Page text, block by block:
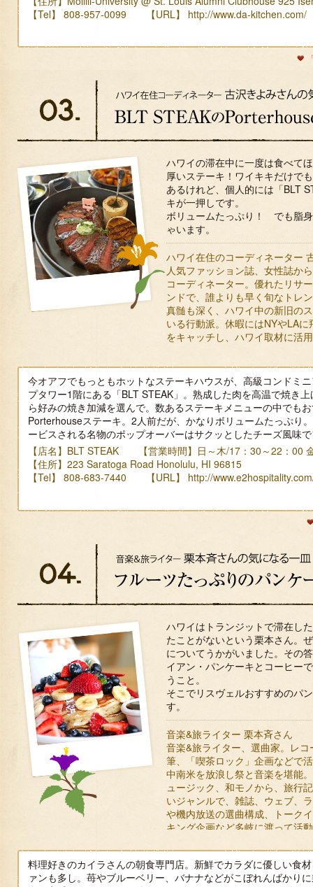
【Tel】 808-957-0099 【URL】 http://www.da-kitchen.com/
ハワイの滞在中に一度は食べて
厚いステーキ！ワイキキだけで
あるけれど、個人的には「BLT
キが一押しです。
ボリュームたっぷり！ でも脂
ゃいます。
ハワイ在住のコーディネーター
人気ファッション誌、女性誌か
コーディネーター。優れたリサ
ンドで、誰よりも早く旬なトレ
真髄も深く、ハワイ中の新旧の
いる行動派。休暇にはNYやLA
をキャッチし、ハワイ取材に活
今オアフでもっともホットなステーキハウスが、高級コンドミ
プタワー1階にある「BLT STEAK」。熟成した肉を高温で焼き
ら好みの焼き加減を選んで。数あるステーキメニューの中でも
Porterhouseステーキ。2人前だが、かなりボリュームたっぷり
ービスされる名物のポップオーバーはサクッとしたチーズ風味
【店名】BLT STEAK 【営業時間】日～木/17：30～22：00
【住所】223 Saratoga Road Honolulu, HI 96815
【Tel】 808-683-7440 【URL】 http://
ハワイはトランジットで滞在し
たことがないという栗本さん。
についてうかがいました。その
イアン・パンケーキとコーヒー
うこと。
そこでリスヴェルおすすめのパ
す。
音楽&旅ライター 栗本斉さん
音楽&旅ライター、選曲家。レ
筆、「喫茶ロック」企画などで
中南米を放浪し祭と音楽を堪能
ュージック、和モノから、旅行
いジャンルで、雑誌、ウェブ、
や機内放送の選曲構成、トーク
キング企画など多岐に渡って活
ゼンチン」ガイド。著書に『ブ
手帖』他。
http://blog.livedoor.jp/
料理好きのカイラさんの朝食専門店。新鮮でカラダに優しい食
ァンも多し。苺やブルーベリー、バナナなどがこぼれんばかり